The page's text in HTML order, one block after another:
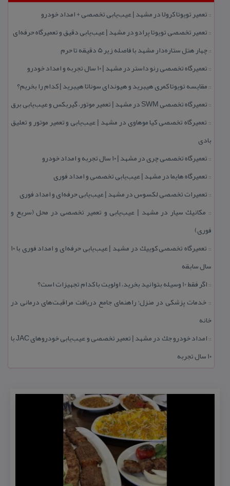
:: تعمیر تویوتا كرولا در مشهد | عیب‌یابی تخصصی + امداد خودرو
:: تعمیر تخصصی تویوتا پرادو در مشهد | عیب‌یابی دقیق و تعمیرگاه حرفه‌ای
::چهار هتل‌ ستاره‌دار مشهد با فاصله زیر 5 دقیقه تا حرم
:: تعمیرگاه تخصصی رنو داستر در مشهد | ۱۰ سال تجربه و امداد خودرو
:: مقایسه تویوتا كمری هیبرید و هیوندای سوناتا هیبرید | كدام را بخریم؟
:: تعمیرگاه تخصصی SWM در مشهد | تعمیر موتور، گیربكس و عیب‌یابی برق
:: تعمیرگاه تخصصی كیا موهاوی در مشهد | عیب‌یابی و تعمیر موتور و تعلیق
بادی
:: تعمیرگاه تخصصی چری در مشهد | ۱۰ سال تجربه و امداد خودرو
:: تعمیرگاه هایما در مشهد | عیب‌یابی تخصصی و امداد فوری
:: تعمیرات تخصصی لكسوس در مشهد | عیب‌یابی حرفه‌ای و امداد فوری
:: مكانیك سیار در مشهد | عیب‌یابی و تعمیر تخصصی در محل (سریع و
فوری)
::
تعمیرگاه تخصصی كوییك در مشهد | عیب‌یابی حرفه‌ای و امداد فوری با ۱۰
سال سابقه
:: اگر فقط 10 وسیله بتوانید بخرید، اولویت با كدام تجهیزات است؟
:: خدمات پزشكی در منزل؛ راهنمای جامع دریافت مراقبت‌های درمانی در
خانه
::
امداد خودرو جك در مشهد | تعمیر تخصصی و عیب‌یابی خودروهای JAC با
۱۰ سال تجربه